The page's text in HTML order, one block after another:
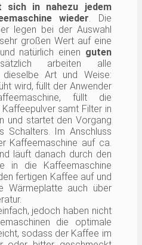
sich in nahezu jedem
wieder. Die
legen bei der Auswahl
großen Wert auf eine
und natürlich einen guten
arbeiten alle
Art und Weise:
wird, füllt der Anwender
füllt die
samt Filter in
und startet den Vorgang
Schalters. Im Anschluss
Kaffeemaschine auf ca.
läuft danach durch den
in die Kaffeemaschine
fertigen Kaffee auf und
Wärmeplatte auch über
jedoch haben nicht
die optimale
sodass der Kaffee im